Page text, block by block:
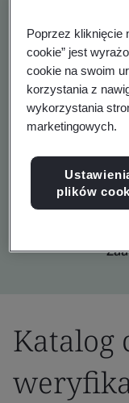
Sprawdź
Katalog
Poprzez kliknięcie
cookie” jest
cookie na swoim
korzystania z
wykorzystania
marketingowych.
plików